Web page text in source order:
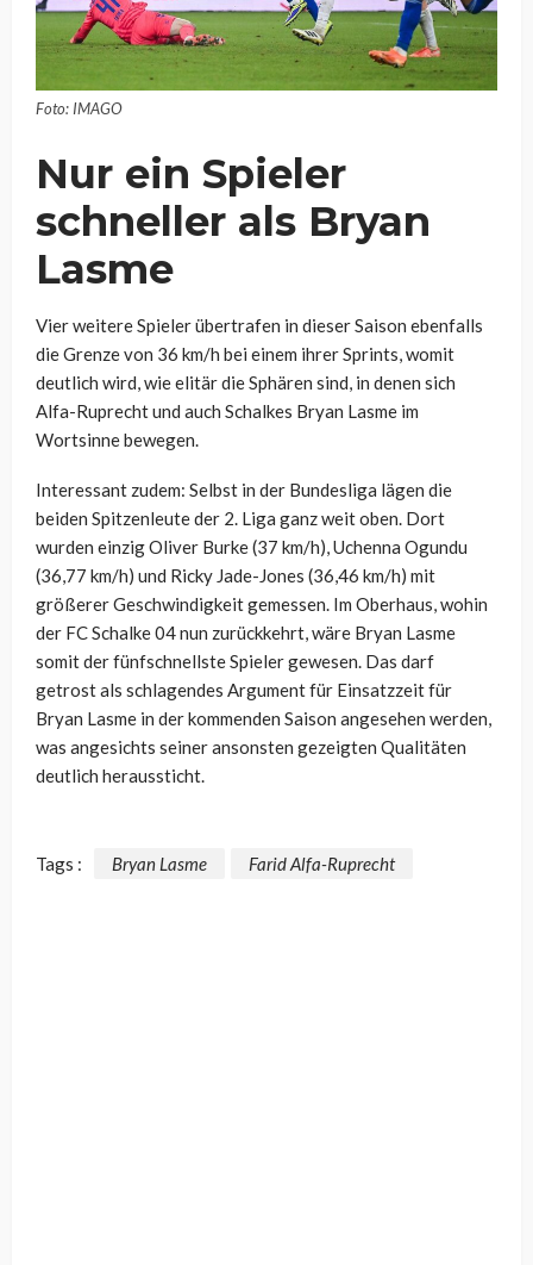
Foto: IMAGO
Nur ein Spieler
schneller als Bryan
Lasme
Vier weitere Spieler übertrafen in dieser Saison ebenfalls
die Grenze von 36 km/h bei einem ihrer Sprints, womit
deutlich wird, wie elitär die Sphären sind, in denen sich
Alfa-Ruprecht und auch Schalkes Bryan Lasme im
Wortsinne bewegen.
Interessant zudem: Selbst in der Bundesliga lägen die
beiden Spitzenleute der 2. Liga ganz weit oben. Dort
wurden einzig Oliver Burke (37 km/h), Uchenna Ogundu
(36,77 km/h) und Ricky Jade-Jones (36,46 km/h) mit
größerer Geschwindigkeit gemessen. Im Oberhaus, wohin
der FC Schalke 04 nun zurückkehrt, wäre Bryan Lasme
somit der fünfschnellste Spieler gewesen. Das darf
getrost als schlagendes Argument für Einsatzzeit für
Bryan Lasme in der kommenden Saison angesehen werden,
was angesichts seiner ansonsten gezeigten Qualitäten
deutlich heraussticht.
Tags : Bryan Lasme Farid Alfa-Ruprecht